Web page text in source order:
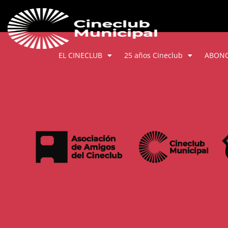
EL CINECLUB 25 años Cineclub